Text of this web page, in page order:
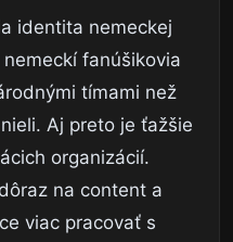
identita nemeckej
fanúšikovia
tímami než
Aj preto je ťažšie
organizácií.
na content a
viac pracovať s